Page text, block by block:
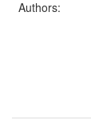
Authors: